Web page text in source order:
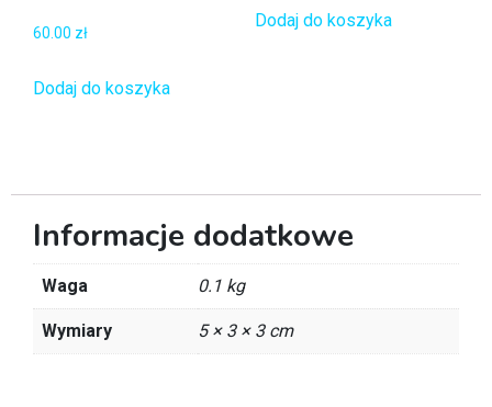
60.00 zł
Dodaj do koszyka
Dodaj do koszyka
Informacje dodatkowe
Waga 0.1 kg
Wymiary 5 × 3 × 3 cm